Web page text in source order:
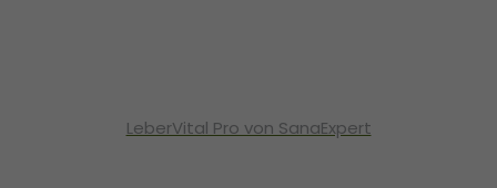
LeberVital Pro von SanaExpert